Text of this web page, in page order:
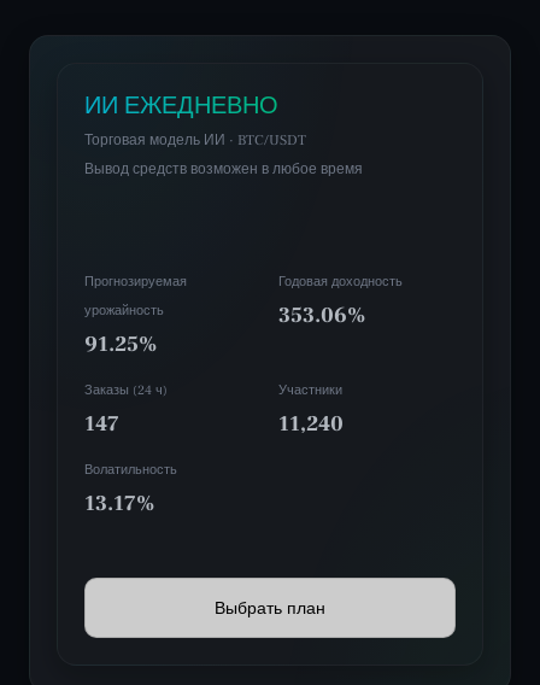
ИИ ЕЖЕДНЕВНО
Торговая модель ИИ · BTC/USDT
Вывод средств возможен в любое время
Прогнозируемая
урожайность
91.25%
Годовая доходность
353.06%
Заказы (24 ч)
147
Участники
11,240
Волатильность
13.17%
Выбрать план